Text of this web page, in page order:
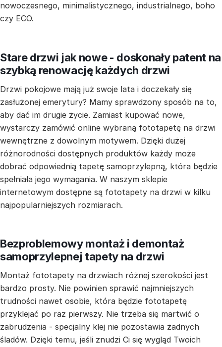
nowoczesnego, minimalistycznego, industrialnego, boho
czy ECO.
Stare drzwi jak nowe - doskonały patent na
szybką renowację każdych drzwi
Drzwi pokojowe mają już swoje lata i doczekały się
zasłużonej emerytury? Mamy sprawdzony sposób na to,
aby dać im drugie życie. Zamiast kupować nowe,
wystarczy zamówić online wybraną fototapetę na drzwi
wewnętrzne z dowolnym motywem. Dzięki dużej
różnorodności dostępnych produktów każdy może
dobrać odpowiednią tapetę samoprzylepną, która będzie
spełniała jego wymagania. W naszym sklepie
internetowym dostępne są fototapety na drzwi w kilku
najpopularniejszych rozmiarach.
Bezproblemowy montaż i demontaż
samoprzylepnej tapety na drzwi
Montaż fototapety na drzwiach różnej szerokości jest
bardzo prosty. Nie powinien sprawić najmniejszych
trudności nawet osobie, która będzie fototapetę
przyklejać po raz pierwszy. Nie trzeba się martwić o
zabrudzenia - specjalny klej nie pozostawia żadnych
śladów. Dzięki temu, jeśli znudzi Ci się wygląd Twoich